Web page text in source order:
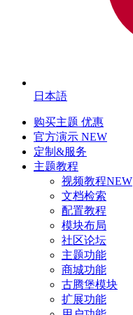
日本語
购买主题 优惠
官方演示 NEW
定制&服务
主题教程
视频教程NEW
文档检索
配置教程
模块布局
社区论坛
主题功能
商城功能
古腾堡模块
扩展功能